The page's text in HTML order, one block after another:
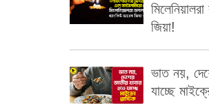
জিয়া!
ভাত নয়,
যাচ্ছে